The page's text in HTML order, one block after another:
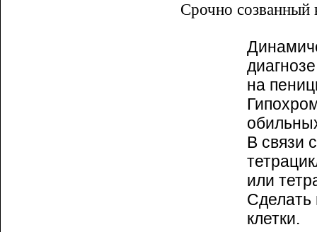
Срочно
на
В связи
или
Сделать
клетки.